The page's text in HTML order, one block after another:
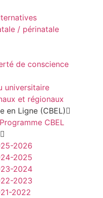
/ périnatale
de conscience
universitaire
et régionaux
en Ligne (CBEL)
CBEL
2026
2025
2024
2023
2022